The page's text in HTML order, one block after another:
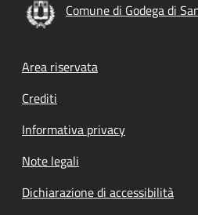
Comune di Godega di
Footer menu
Area riservata
Crediti
Informativa privacy
Note legali
Dichiarazione di accessibilità